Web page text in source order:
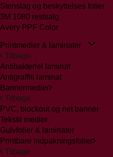
Stenslag og beskyttelses folier
3M 1080 restsalg
Avery PPF Color
Printmedier & laminater
Tilbage
Antibakteriel laminat
Antigraffiti laminat
Bannermedier
Tilbage
PVC, blockout og net banner
Tekstil medier
Gulvfolier & laminater
Printbare indpakningsfolier
Tilbage